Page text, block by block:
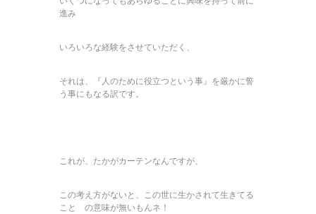
進み
いろいろな経験をさせていただく、
それは、『人のために役立つという事』を厳かに誓
う事にもなる訳です。
これが、たかがカーテンなんですが、
この考え方がないと、この世に生かされて生きてる
こと の意味が無いもんネ！